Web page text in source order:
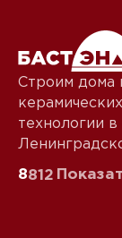
Строим дома
технологии
8812